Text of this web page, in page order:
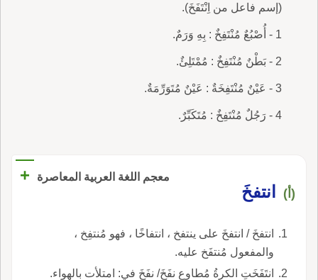
(إسم فاعل من اِنْتَفَخَ).
1 - أُصْبُعٌ مُنْتَفِخٌ : بِهِ وَرَمٌ.
2 - بَطْنٌ مُنْتَفِخٌ : مُمْتَلِئٌ.
3 - عَيْنٌ مُنْتَفِخَةٌ : عَيْنٌ مُتَوَرِّمَةٌ.
4 - رَجُلٌ مُنْتَفِخٌ : مُتَكَبِّرٌ.
معجم اللغة العربية المعاصرة +
(أ) انتفخَ
انتفخَ / انتفخَ على ينتفخ ، انتفاخًا ، فهو مُنتفِخ ،
والمفعول مُنتفَخ عليه.
انتَفَخَتِ الكرةُ مُطاوع نفَخَ/ نفَخَ في: امتلأت بالهواء.